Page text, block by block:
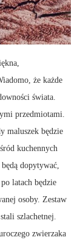
że każde
świata.
przedmiotami.
maluszek będzie
kuchennych
dopytywać,
latach będzie
osoby. Zestaw
szlachetnej.
zwierzaka